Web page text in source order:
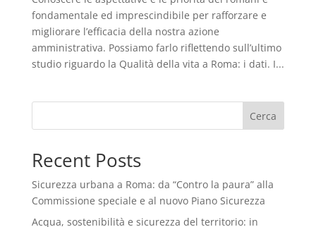
fondamentale ed imprescindibile per rafforzare e
migliorare l’efficacia della nostra azione
amministrativa. Possiamo farlo riflettendo sull’ultimo
studio riguardo la Qualità della vita a Roma: i dati. I...
Cerca
Recent Posts
Sicurezza urbana a Roma: da “Contro la paura” alla
Commissione speciale e al nuovo Piano Sicurezza
Acqua, sostenibilità e sicurezza del territorio: in